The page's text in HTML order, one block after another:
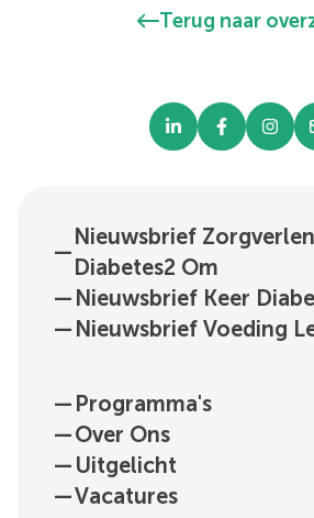
Terug naar
—
Nieuwsbrief
Diabetes2 Om
— Nieuwsbrief Keer
— Nieuwsbrief Voeding
— Programma's
—Over Ons
— Uitgelicht
—Vacatures